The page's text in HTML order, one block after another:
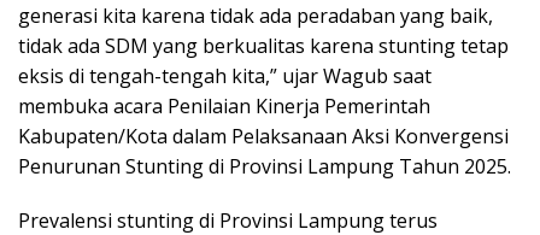
generasi kita karena tidak ada peradaban yang baik,
tidak ada SDM yang berkualitas karena stunting tetap
eksis di tengah-tengah kita,” ujar Wagub saat
membuka acara Penilaian Kinerja Pemerintah
Kabupaten/Kota dalam Pelaksanaan Aksi Konvergensi
Penurunan Stunting di Provinsi Lampung Tahun 2025.
Prevalensi stunting di Provinsi Lampung terus